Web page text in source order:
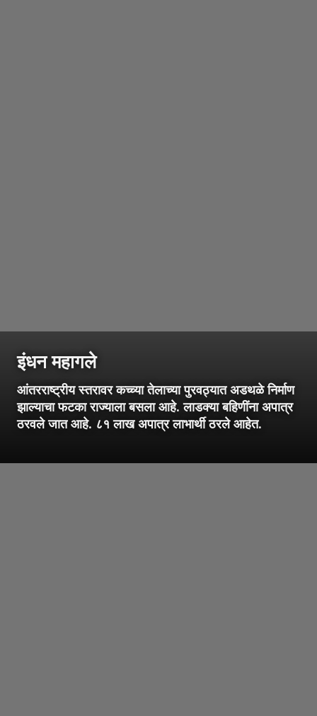
इंधन महागले
आंतरराष्ट्रीय स्तरावर कच्च्या तेलाच्या पुरवठ्यात अडथळे निर्माण
झाल्याचा फटका राज्याला बसला आहे. लाडक्या बहिणींना अपात्र
ठरवले जात आहे. ८१ लाख अपात्र लाभार्थी ठरले आहेत.